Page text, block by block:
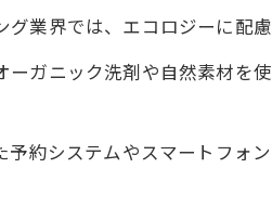
業界では、エコロジーに配
ーガニック洗剤や自然素材を
予約システムやスマートフォ